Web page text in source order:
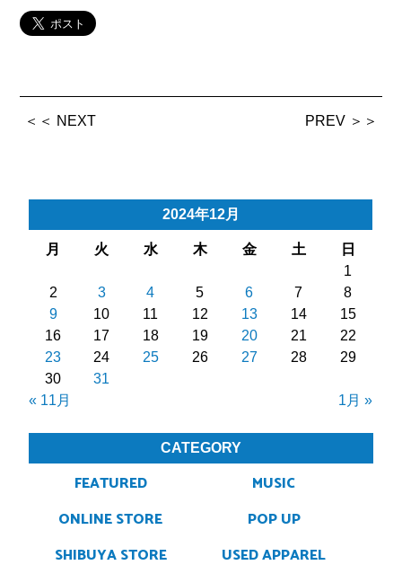
＜＜ NEXT PREV ＞＞
2024年12月
月 火 水 木 金 土 日
« 11月 1月 »
1
2
3 4 5 6 7
8
9
10 11 12 13 14
15
16
17 18 19 20 21
22
23
24 25 26 27 28
29
30
31
CATEGORY
FEATURED
MUSIC
ONLINE STORE
POP UP
SHIBUYA STORE
USED APPAREL